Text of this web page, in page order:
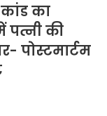
का
पत्नी की
पोस्टमार्टम